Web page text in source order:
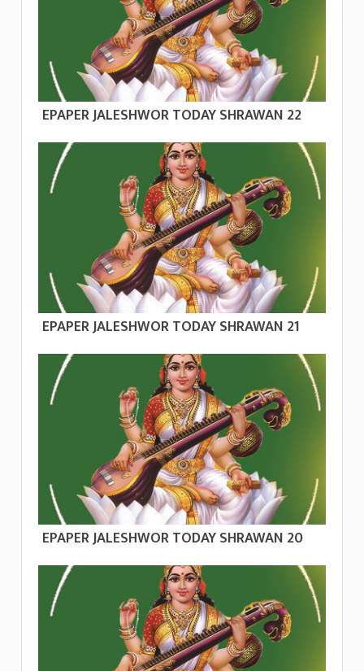
EPAPER JALESHWOR TODAY SHRAWAN 22
EPAPER JALESHWOR TODAY SHRAWAN 21
EPAPER JALESHWOR TODAY SHRAWAN 20